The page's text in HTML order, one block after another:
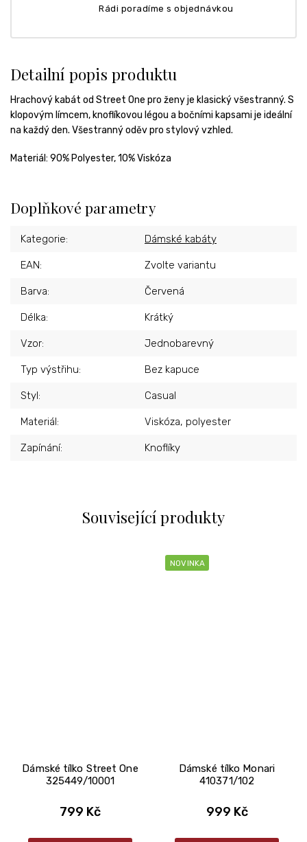
Rádi poradíme s objednávkou
Související produkty
Dámské tílko Street One
325449/10001
799 Kč
NOVINKA
Dámské tílko Monari
410371/102
999 Kč
Detailní popis produktu
Hrachový kabát od Street One pro ženy je klasický všestranný. S
klopovým límcem, knoflíkovou légou a bočními kapsami je ideální
na každý den. Všestranný oděv pro stylový vzhled.
Materiál: 90% Polyester, 10% Viskóza
Doplňkové parametry
Kategorie: Dámské kabáty
EAN: Zvolte variantu
Barva: Červená
Délka: Krátký
Vzor: Jednobarevný
Typ výstřihu: Bez kapuce
Styl: Casual
Materiál: Viskóza, polyester
Zapínání: Knoflíky